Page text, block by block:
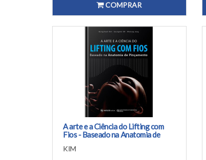
COMPRAR
A arte e a Ciência do Lifting com
Fios - Baseado na Anatomia de
KIM